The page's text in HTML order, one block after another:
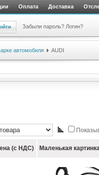
Оплата Доставка
Забыли пароль? Логин?
автомобиля AUDI
(с НДС) Маленькая